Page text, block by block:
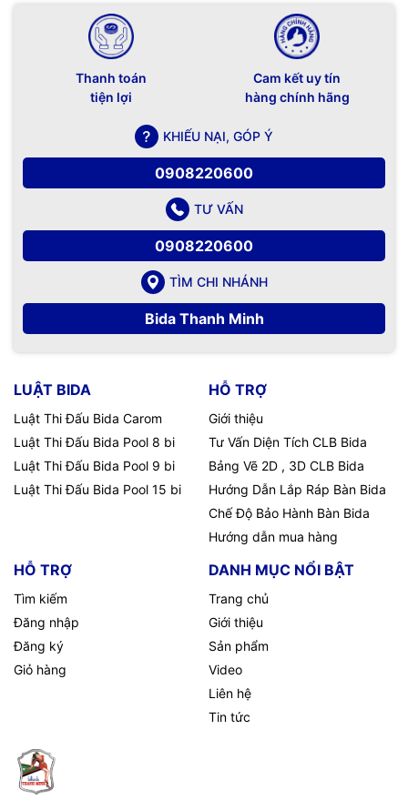
Thanh toán
tiện lợi
Cam kết uy tín
hàng chính hãng
KHIẾU NẠI, GÓP Ý
0908220600
TƯ VẤN
0908220600
TÌM CHI NHÁNH
Bida Thanh Minh
LUẬT BIDA
Luật Thi Đấu Bida Carom
Luật Thi Đấu Bida Pool 8 bi
Luật Thi Đấu Bida Pool 9 bi
Luật Thi Đấu Bida Pool 15 bi
HỖ TRỢ
Giới thiệu
Tư Vấn Diện Tích CLB Bida
Bảng Vẽ 2D , 3D CLB Bida
Hướng Dẫn Lắp Ráp Bàn Bida
Chế Độ Bảo Hành Bàn Bida
Hướng dẫn mua hàng
HỖ TRỢ
Tìm kiếm
Đăng nhập
Đăng ký
Giỏ hàng
DANH MỤC NỔI BẬT
Trang chủ
Giới thiệu
Sản phẩm
Video
Liên hệ
Tin tức